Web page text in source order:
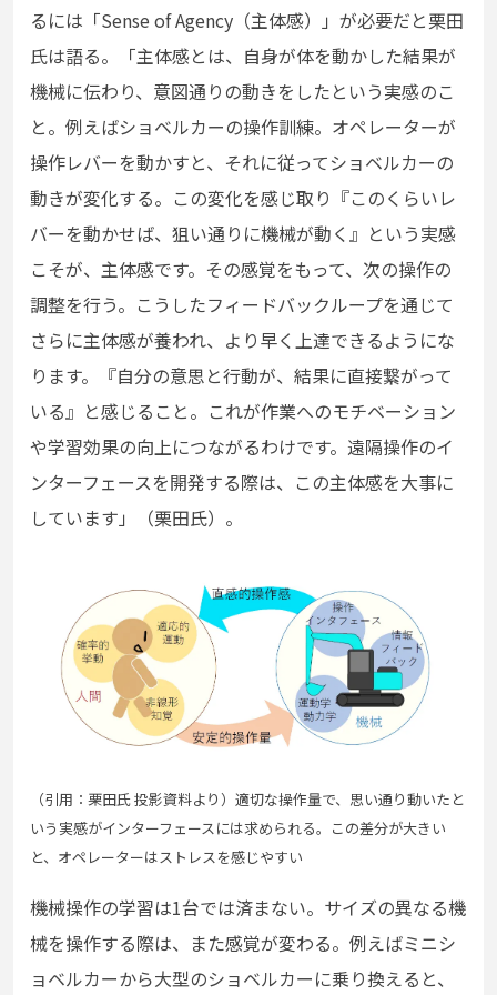
るには「Sense of Agency（主体感）」が必要だと栗田
氏は語る。「主体感とは、自身が体を動かした結果が
機械に伝わり、意図通りの動きをしたという実感のこ
と。例えばショベルカーの操作訓練。オペレーターが
操作レバーを動かすと、それに従ってショベルカーの
動きが変化する。この変化を感じ取り『このくらいレ
バーを動かせば、狙い通りに機械が動く』という実感
こそが、主体感です。その感覚をもって、次の操作の
調整を行う。こうしたフィードバックループを通じて
さらに主体感が養われ、より早く上達できるようにな
ります。『自分の意思と行動が、結果に直接繋がって
いる』と感じること。これが作業へのモチベーション
や学習効果の向上につながるわけです。遠隔操作のイ
ンターフェースを開発する際は、この主体感を大事に
しています」（栗田氏）。
（引用：栗田氏 投影資料より）適切な操作量で、思い通り動いたと
いう実感がインターフェースには求められる。この差分が大きい
と、オペレーターはストレスを感じやすい
機械操作の学習は1台では済まない。サイズの異なる機
械を操作する際は、また感覚が変わる。例えばミニシ
ョベルカーから大型のショベルカーに乗り換えると、